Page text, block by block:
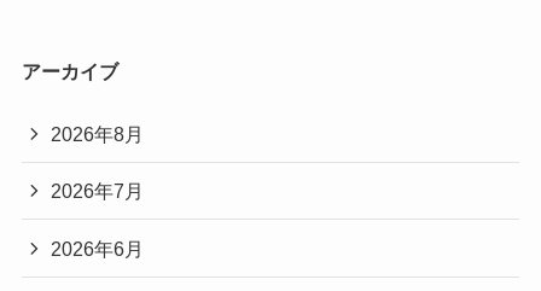
アーカイブ
2026年8月
2026年7月
2026年6月